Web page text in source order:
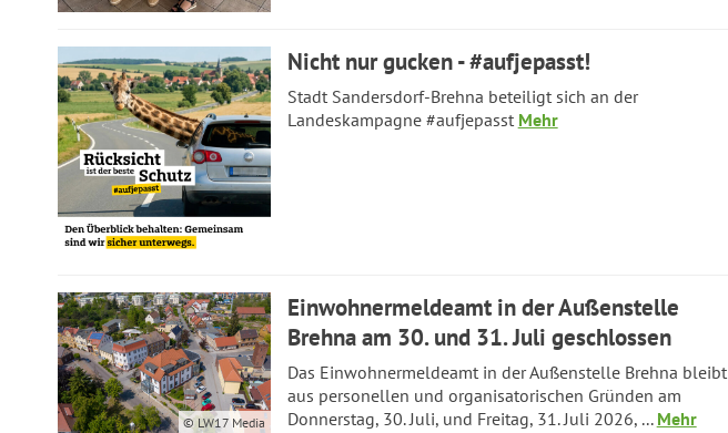
Nicht nur gucken - #aufjepasst!
Stadt Sandersdorf-Brehna beteiligt sich an der
Landeskampagne #aufjepasst Mehr
© LW17 Media
Einwohnermeldeamt in der Außenstelle
Brehna am 30. und 31. Juli geschlossen
Das Einwohnermeldeamt in der Außenstelle Brehna bleibt
aus personellen und organisatorischen Gründen am
Donnerstag, 30. Juli, und Freitag, 31. Juli 2026, ... Mehr